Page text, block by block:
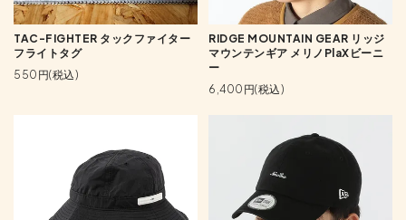
TAC-FIGHTER タックファイター
フライトタグ
550円(税込)
RIDGE MOUNTAIN GEAR リッジ
マウンテンギア メリノPlaXビーニ
ー
6,400円(税込)